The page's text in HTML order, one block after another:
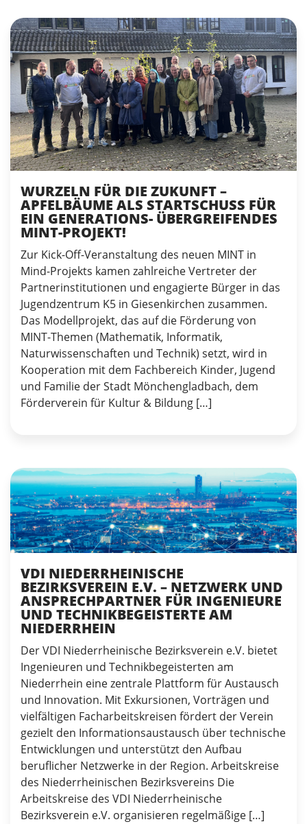
WURZELN FÜR DIE ZUKUNFT –
APFELBÄUME ALS STARTSCHUSS FÜR
EIN GENERATIONS- ÜBERGREIFENDES
MINT-PROJEKT!
Zur Kick-Off-Veranstaltung des neuen MINT in
Mind-Projekts kamen zahlreiche Vertreter der
Partnerinstitutionen und engagierte Bürger in das
Jugendzentrum K5 in Giesenkirchen zusammen.
Das Modellprojekt, das auf die Förderung von
MINT-Themen (Mathematik, Informatik,
Naturwissenschaften und Technik) setzt, wird in
Kooperation mit dem Fachbereich Kinder, Jugend
und Familie der Stadt Mönchengladbach, dem
Förderverein für Kultur & Bildung […]
VDI NIEDERRHEINISCHE
BEZIRKSVEREIN E.V. – NETZWERK UND
ANSPRECHPARTNER FÜR INGENIEURE
UND TECHNIKBEGEISTERTE AM
NIEDERRHEIN
Der VDI Niederrheinische Bezirksverein e.V. bietet
Ingenieuren und Technikbegeisterten am
Niederrhein eine zentrale Plattform für Austausch
und Innovation. Mit Exkursionen, Vorträgen und
vielfältigen Facharbeitskreisen fördert der Verein
gezielt den Informationsaustausch über technische
Entwicklungen und unterstützt den Aufbau
beruflicher Netzwerke in der Region. Arbeitskreise
des Niederrheinischen Bezirksvereins Die
Arbeitskreise des VDI Niederrheinische
Bezirksverein e.V. organisieren regelmäßige […]